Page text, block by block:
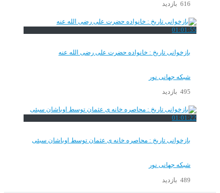
616 بازدید
01:01:55
بازخوانی تاریخ : خانواده حضرت علی رضی الله عنه
شبکه جهانی نور
495 بازدید
01:01:22
بازخوانی تاریخ : محاصره خانه ی عثمان توسط اوباشان سبئی
شبکه جهانی نور
489 بازدید